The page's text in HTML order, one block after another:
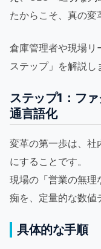
たからこそ、真の変
倉庫管理者や現場リ
ステップ」を解説し
ステップ1：フ
通言語化
変革の第一歩は、社
にすることです。
現場の「営業の無理
痴を、定量的な数値
具体的な手順